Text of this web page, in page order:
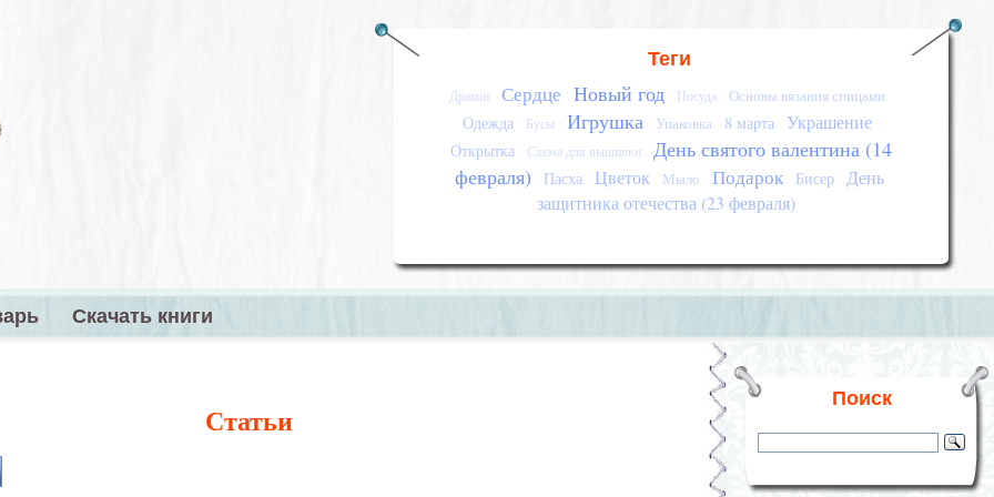
Теги
Дракон Сердце Новый год Посуда Основы вязания спицами
Одежда Бусы Игрушка Упаковка 8 марта Украшение
Открытка Схема для вышивки
День святого валентина (14
февраля)
Пасха Цветок Мыло Подарок Бисер День
защитника отечества (23 февраля)
Скачать книги
Статьи
Поиск